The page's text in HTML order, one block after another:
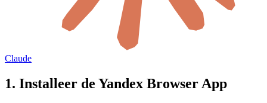
Claude
1. Installeer de Yandex Browser App